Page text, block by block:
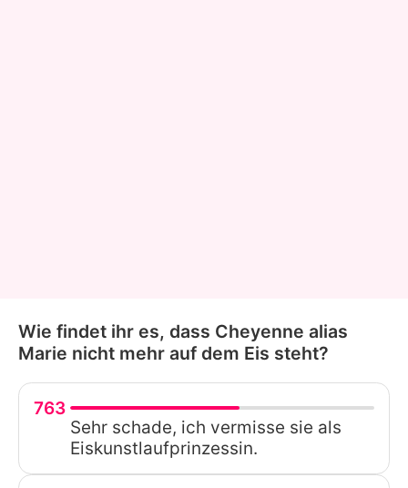
Wie findet ihr es, dass Cheyenne alias
Marie nicht mehr auf dem Eis steht?
763
Sehr schade, ich vermisse sie als
Eiskunstlaufprinzessin.